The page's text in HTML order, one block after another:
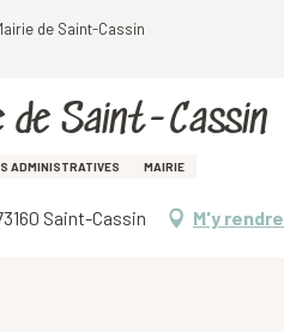
de Saint-Cassin
de Saint-Cassin
ADMINISTRATIVES MAIRIE
Saint-Cassin M'y rendre